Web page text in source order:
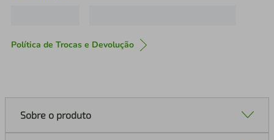
Política de Trocas e Devolução
Sobre o produto